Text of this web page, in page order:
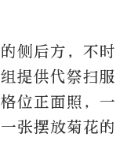
侧后方，不时
提供代祭扫服
位正面照，一
张摆放菊花的